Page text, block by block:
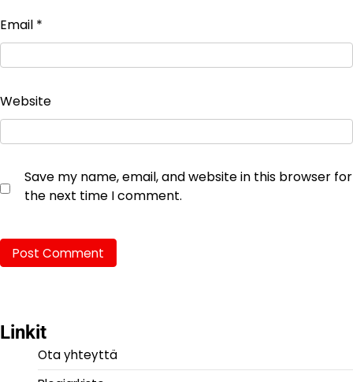
Email *
Website
Save my name, email, and website in this browser for
the next time I comment.
Linkit
Ota yhteyttä